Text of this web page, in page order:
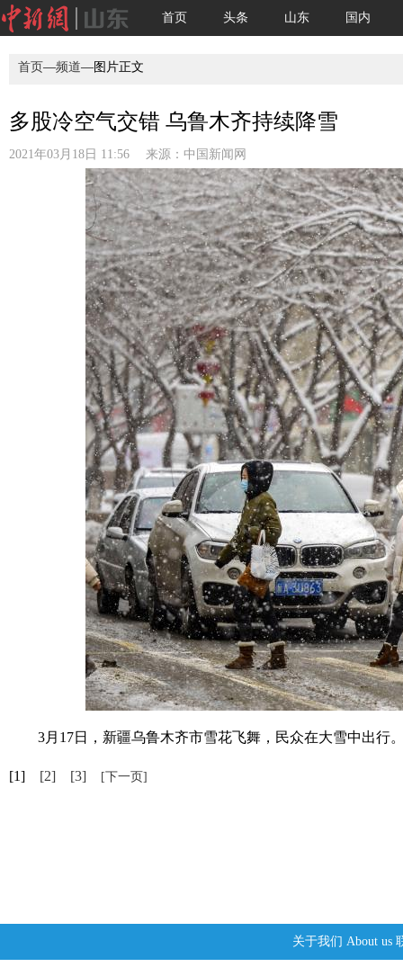
首页 头条 山东 国内
首页—频道—图片正文
多股冷空气交错 乌鲁木齐持续降雪
2021年03月18日 11:56 来源： 中国新闻网
3月17日，新疆乌鲁木齐市雪花飞舞，民众在大雪中出行
[1] [2] [3] [下一页]
关于我们 About us